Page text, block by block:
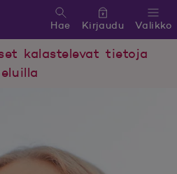
Valikko
Hae Kirjaudu
kalastelevat tietoja